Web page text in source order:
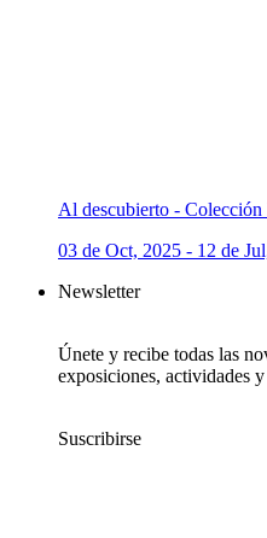
Al descubierto -
03 de Oct, 2025 - 12 de
Newsletter
Únete y recibe todas las
exposiciones, actividades
Suscribirse